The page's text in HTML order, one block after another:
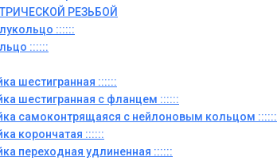
РЕЗЬБОЙ
::::::
::::::
шестигранная ::::::
шестигранная с фланцем ::::::
самоконтрящаяся с нейлоновым кольцом ::::::
корончатая ::::::
переходная удлиненная ::::::